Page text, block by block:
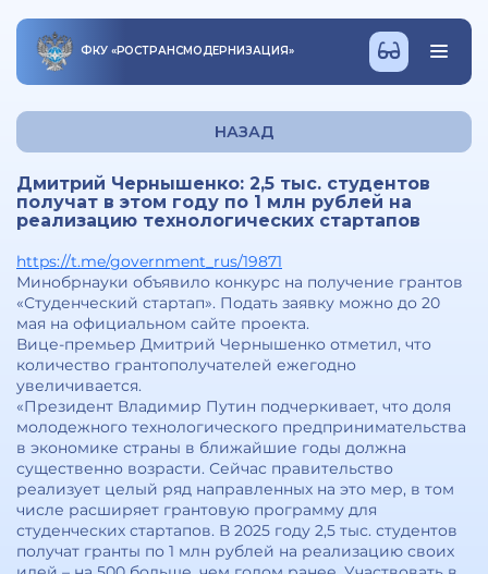
ФКУ «РОСТРАНСМОДЕРНИЗАЦИЯ»
НАЗАД
Дмитрий Чернышенко: 2,5 тыс. студентов
получат в этом году по 1 млн рублей на
реализацию технологических стартапов
https://t.me/government_rus/19871
Минобрнауки объявило конкурс на получение грантов
«Студенческий стартап». Подать заявку можно до 20
мая на официальном сайте проекта.
Вице-премьер Дмитрий Чернышенко отметил, что
количество грантополучателей ежегодно
увеличивается.
«Президент Владимир Путин подчеркивает, что доля
молодежного технологического предпринимательства
в экономике страны в ближайшие годы должна
существенно возрасти. Сейчас правительство
реализует целый ряд направленных на это мер, в том
числе расширяет грантовую программу для
студенческих стартапов. В 2025 году 2,5 тыс. студентов
получат гранты по 1 млн рублей на реализацию своих